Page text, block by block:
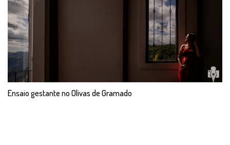
Ensaio gestante no Olivas de Gramado